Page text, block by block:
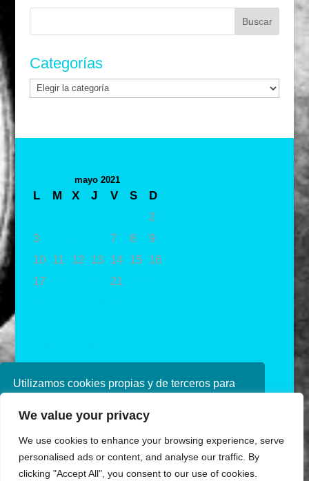
Utilizamos cookies propias y de terceros para
navegando, consideramos que acepta su uso.
política de cookies consulte nuestra
Política de
privacidad
We value your privacy
We use cookies to enhance your browsing experience, serve
personalised ads or content, and analyse our traffic. By
clicking "Accept All", you consent to our use of cookies.
Categorías
Categorías
mayo 2021
L M X J V S
D
2
3
7 8
9
10
11 12 13 14 15
16
17
21